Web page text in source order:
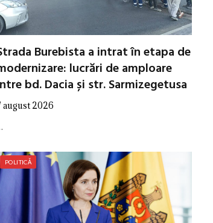
Burebista a intrat în etapa de
lucrări de amploare
bd. Dacia și str. Sarmizegetusa
august 2026
POLITICĂ